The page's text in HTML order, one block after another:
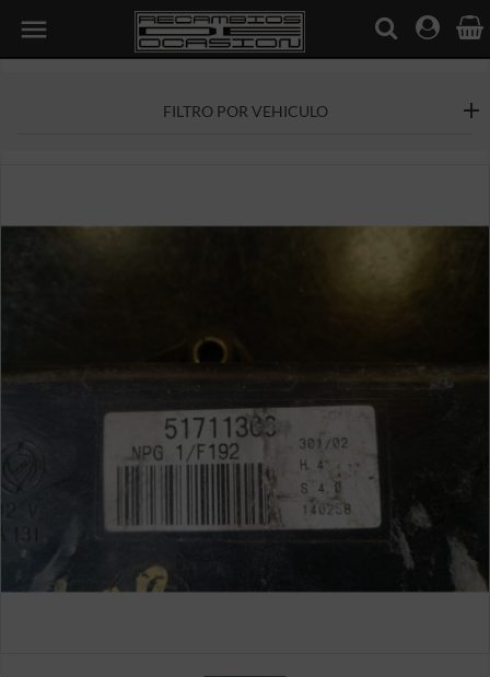

FILTRO POR VEHICULO